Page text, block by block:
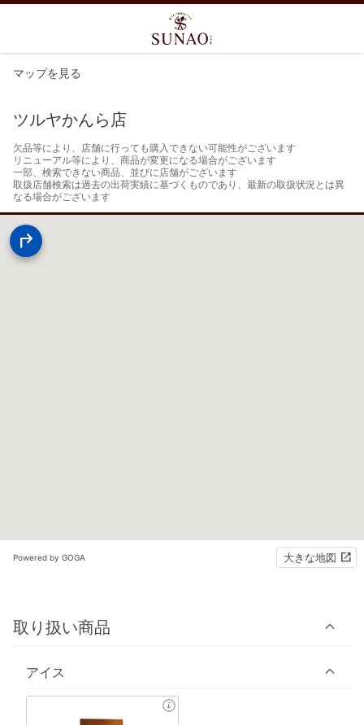
マップを見る
ツルヤかんら店
欠品等により、店舗に行っても購入できない可能性がございます
リニューアル等により、商品が変更になる場合がございます
一部、検索できない商品、並びに店舗がございます
取扱店舗検索は過去の出荷実績に基づくものであり、最新の取扱状況とは異
なる場合がございます
Powered by GOGA 大きな地図
取り扱い商品
アイス